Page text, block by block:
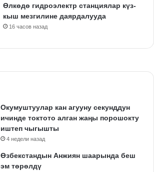
Өлкөдө гидроэлектр станциялар күз-
кыш мезгилине даярдалууда
16 часов назад
Окумуштуулар кан агууну секунддун
ичинде токтото алган жаңы порошокту
иштеп чыгышты
4 недели назад
Өзбекстандын Анжиян шаарында беш
эм төрөлдү